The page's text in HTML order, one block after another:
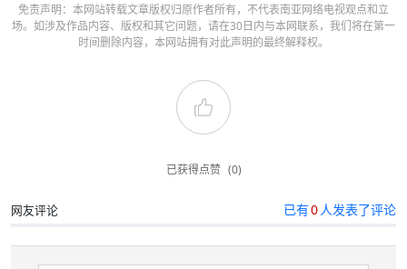
免责声明：本网站转载文章版权归原作者所有，不代表南亚网络电视观点和立
场。如涉及作品内容、版权和其它问题，请在30日内与本网联系，我们将在第一
时间删除内容，本网站拥有对此声明的最终解释权。
已获得点赞 (0)
网友评论 已有0人发表了评论